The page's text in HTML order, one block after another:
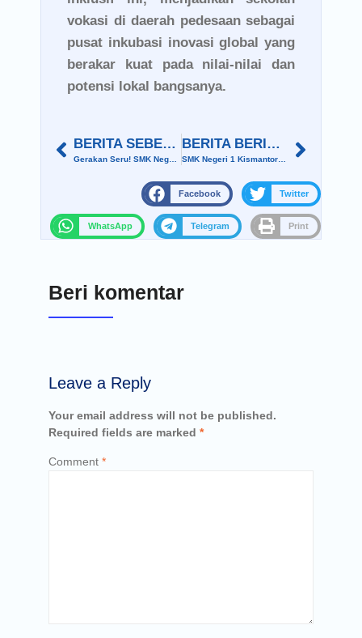
vokasi di daerah pedesaan sebagai
pusat inkubasi inovasi global yang
berakar kuat pada nilai-nilai dan
potensi lokal bangsanya.
BERITA SEBELUMNYA BERITA BERIKUTNYA
SMK Negeri 1 Kismantoro mengikuti lomba paduan suara PGRI
Facebook Twitter
WhatsApp Telegram Print
Beri komentar
Leave a Reply
Your email address will not be published.
Required fields are marked *
Comment *